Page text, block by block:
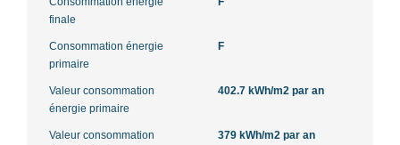
finale
Consommation énergie
primaire
F
Valeur consommation
énergie primaire
402.7 kWh/m2 par an
Valeur consommation
379 kWh/m2 par an